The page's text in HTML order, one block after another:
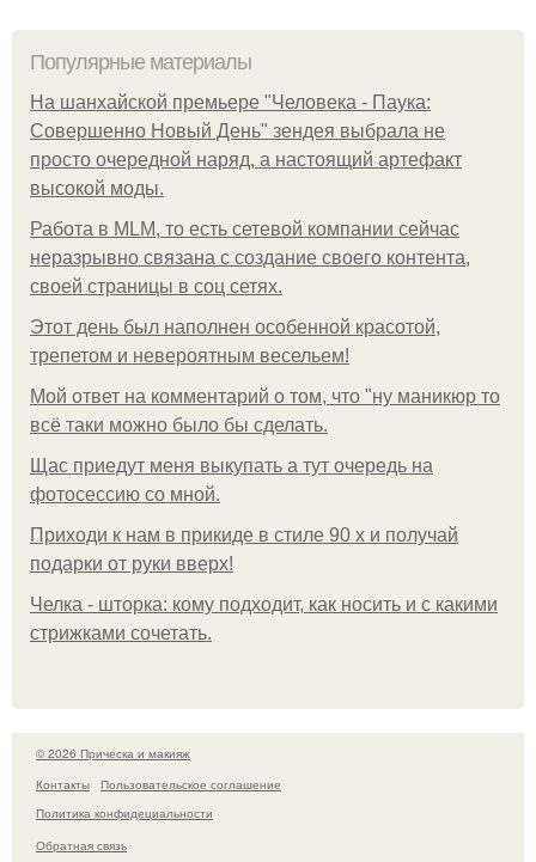
Популярные материалы
На шанхайской премьере "Человека - Паука:
Совершенно Новый День" зендея выбрала не
просто очередной наряд, а настоящий артефакт
высокой моды.
Работа в MLM, то есть сетевой компании сейчас
неразрывно связана с создание своего контента,
своей страницы в соц сетях.
Этот день был наполнен особенной красотой,
трепетом и невероятным весельем!
Мой ответ на комментарий о том, что "ну маникюр то
всё таки можно было бы сделать.
Щас приедут меня выкупать а тут очередь на
фотосессию со мной.
Приходи к нам в прикиде в стиле 90 х и получай
подарки от руки вверх!
Челка - шторка: кому подходит, как носить и с какими
стрижками сочетать.
© 2026 Прическа и макияж
Контакты
Пользовательское соглашение
Политика конфидециальности
Обратная связь